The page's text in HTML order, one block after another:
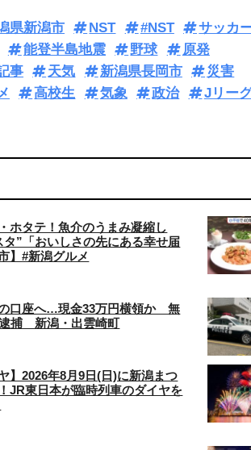
県新潟市 NST #NST
サッカ
能登半島地震 野球
原発
事 天気 新潟県長岡市
災害
高校生 気象 政治 Jリー
ホタテ！魚介のうまみ凝縮し
タ”「おいしさの先にある幸せ届
】#新潟グルメ
口座へ…現金33万円横領か 無
捕 新潟・出雲崎町
】2026年8月9日(日)に新潟まつ
JR東日本が臨時列車のダイヤを